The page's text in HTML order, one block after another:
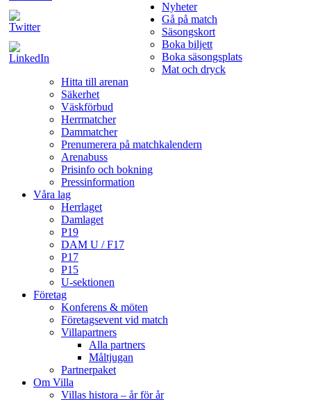
Nyheter
Gå på match
Säsongskort
Boka biljett
Boka säsongsplats
Mat och dryck
Hitta till arenan
Säkerhet
Väskförbud
Herrmatcher
Dammatcher
Prenumerera på matchkalendern
Arenabuss
Prisinfo och bokning
Pressinformation
Våra lag
Herrlaget
Damlaget
P19
DAM U / F17
P17
P15
U-sektionen
Företag
Konferens & möten
Företagsevent vid match
Villapartners
Alla partners
Måltjugan
Partnerpaket
Om Villa
Villas histora – år för år